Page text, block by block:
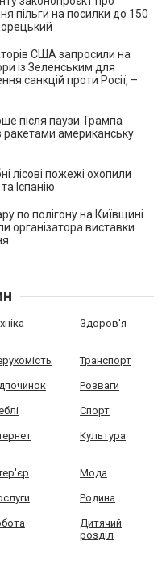
пільги на посилки до 150
США запросили на
із Зеленським для
санкцій проти Росії, –
після паузи Трампа
ракетами американську
лісові пожежі охопили
Іспанію
по полігону на Київщині
організатора виставки
Здоров'я
Транспорт
Розваги
Спорт
Культура
Мода
Родина
Дитячий
розділ